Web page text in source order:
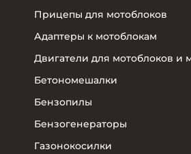
Прицепы для мотоблоков
Адаптеры к мотоблокам
Двигатели для мотоблоков и
Бетономешалки
Бензопилы
Бензогенераторы
Газонокосилки